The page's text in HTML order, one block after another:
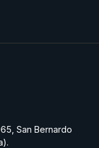
San Bernardo